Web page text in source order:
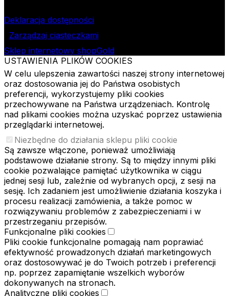
Deklaracja dostępności
Zarządzaj ciasteczkami
Sklep internetowy shopGold
USTAWIENIA PLIKÓW COOKIES
W celu ulepszenia zawartości naszej strony internetowej
oraz dostosowania jej do Państwa osobistych
preferencji, wykorzystujemy pliki cookies
przechowywane na Państwa urządzeniach. Kontrolę
nad plikami cookies można uzyskać poprzez ustawienia
przeglądarki internetowej.
Niezbędne do działania sklepu pliki cookie
Są zawsze włączone, ponieważ umożliwiają
podstawowe działanie strony. Są to między innymi pliki
cookie pozwalające pamiętać użytkownika w ciągu
jednej sesji lub, zależnie od wybranych opcji, z sesji na
sesję. Ich zadaniem jest umożliwienie działania koszyka i
procesu realizacji zamówienia, a także pomoc w
rozwiązywaniu problemów z zabezpieczeniami i w
przestrzeganiu przepisów.
Funkcjonalne pliki cookies
Pliki cookie funkcjonalne pomagają nam poprawiać
efektywność prowadzonych działań marketingowych
oraz dostosowywać je do Twoich potrzeb i preferencji
np. poprzez zapamiętanie wszelkich wyborów
dokonywanych na stronach.
Analityczne pliki cookies